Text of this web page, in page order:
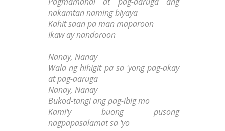
nakamtan naming biyaya
Kahit saan pa man maparoon
Ikaw ay nandoroon
Nanay, Nanay
Wala ng hihigit pa sa 'yong pag-akay
at pag-aaruga
Nanay, Nanay
Bukod-tangi ang pag-ibig mo
Kami'y buong pusong
nagpapasalamat sa 'yo